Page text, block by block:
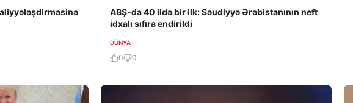
ABŞ-da 40 ildə bir ilk: Səudiyyə Ərəbistanının neft
idxalı sıfıra endirildi
DÜNYA
0 0